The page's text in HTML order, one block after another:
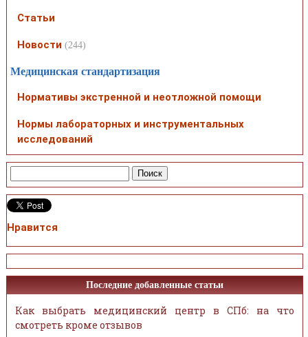
Статьи
Новости (244)
Медицинская стандартизация
Нормативы экстренной и неотложной помощи
Нормы лабораторных и инструментальных
исследований
Нравится
Последние добавленные статьи
Как выбрать медицинский центр в СПб: на что
смотреть кроме отзывов